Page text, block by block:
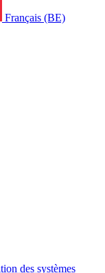
Français (BE)
des systèmes